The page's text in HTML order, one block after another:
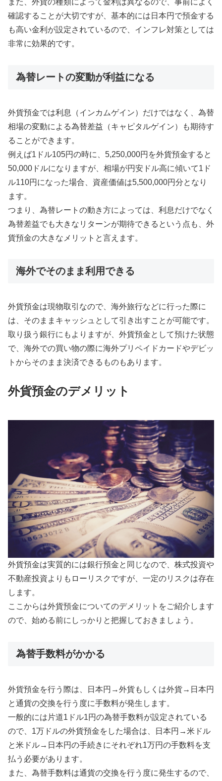
また、外貨の種類によって金利は異なるので、事前によく
確認することが大切ですが、基本的には日本円で預金する
も高い金利が設定されているので、インフレ対策としては
非常に効果的です。
為替レートの変動が利益になる
外貨預金では利息（インカムゲイン）だけではなく、為替
相場の変動による為替差益（キャピタルゲイン）も期待す
ることができます。
例えば1ドル105円の時に、5,250,000円を外貨預金すると
50,000ドルになりますが、相場が円安ドル高に傾いて1ド
ル110円になった場合、資産価値は5,500,000円分となり
ます。
つまり、為替レートの動き方によっては、利息だけでなく
為替差益でも大きなリターンが期待できるという点も、外
貨預金の大きなメリットと言えます。
海外でそのまま利用できる
外貨預金は現物取引なので、海外旅行などに行った際に
は、そのままキャッシュとして引き出すことが可能です。
取り扱う銀行にもよりますが、外貨預金として預けた状態
で、海外での買い物の際に海外プリペイドカードやデビッ
トからそのまま決済できるものもあります。
外貨預金のデメリット
外貨預金は実質的には銀行預金と同じなので、株式投資や
不動産投資よりもローリスクですが、一定のリスクは存在
します。
ここからは外貨預金についてのデメリットをご紹介します
ので、始める前にしっかりと把握しておきましょう。
為替手数料がかかる
外貨預金を行う際は、日本円→外貨もしくは外貨→日本円
と通貨の交換を行う度に手数料が発生します。
一般的には片道1ドル1円の為替手数料が設定されている
ので、1万ドルの外貨預金をした場合は、日本円→米ドル
と米ドル→日本円の手続きにそれぞれ1万円の手数料を支
払う必要があります。
また、為替手数料は通貨の交換を行う度に発生するので、